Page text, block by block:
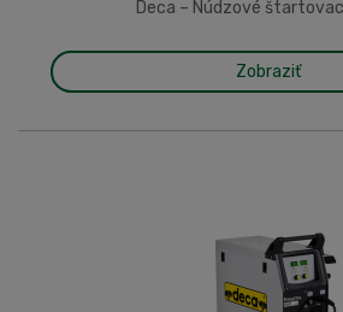
Deca – Núdzové
Zobraziť